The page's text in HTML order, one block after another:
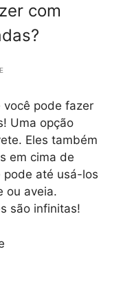
com
você pode fazer
Uma opção
Eles também
em cima de
pode até usá-los
ou aveia.
são infinitas!